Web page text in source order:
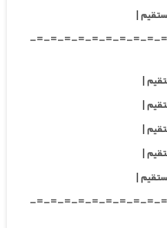
-=-=-=-=-=-=-=-=-=-
-=-=-=-=-=-=-=-=-=-